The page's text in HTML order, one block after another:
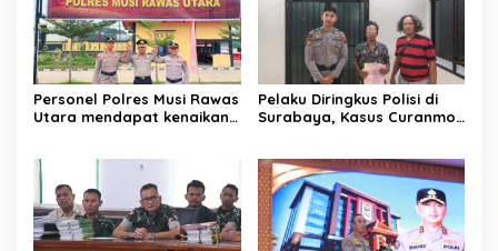
Personel Polres Musi Rawas
Utara mendapat kenaikan
kini berpangkat Kompol,
naik setingkat dari AKBP.
Pelaku Diringkus Polisi di
Surabaya, Kasus Curanmor